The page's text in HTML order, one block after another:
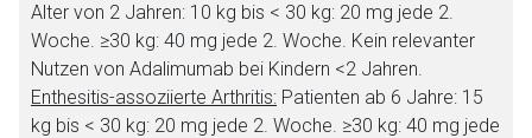
Alter von 2 Jahren: 10 kg bis < 30 kg: 20 mg jede 2.
Woche. ≥30 kg: 40 mg jede 2. Woche. Kein relevanter
Nutzen von Adalimumab bei Kindern <2 Jahren.
Enthesitis-assoziierte Arthritis: Patienten ab 6 Jahre: 15
kg bis < 30 kg: 20 mg jede 2. Woche. ≥30 kg: 40 mg jede